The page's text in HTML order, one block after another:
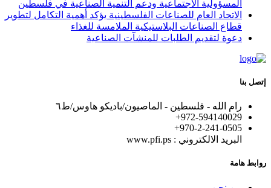
المسؤولية الاجتماعية ودعم التنمية الصناعية في فلسطين
الاتحاد العام للصناعات الفلسطينية يؤكد أهمية التكامل لتطوير
قطاع الصناعات البلاستيكية الملامسة للغذاء
دعوة لتقديم الطلبات للمنشآت الصناعية
إتصل بنا
رام الله - فلسطين - الماصيون/باديكو هاوس/ط٦
972-594140029+
+970-2-241-0505
البريد الالكتروني : www.pfi.ps
روابط هامة